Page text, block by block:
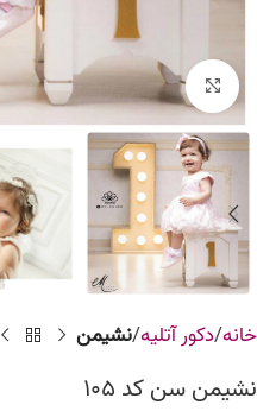
برای بزرگنمایی کلیک کنید
خانه دکور آتلیه نشیمن
نشیمن سن کد 105